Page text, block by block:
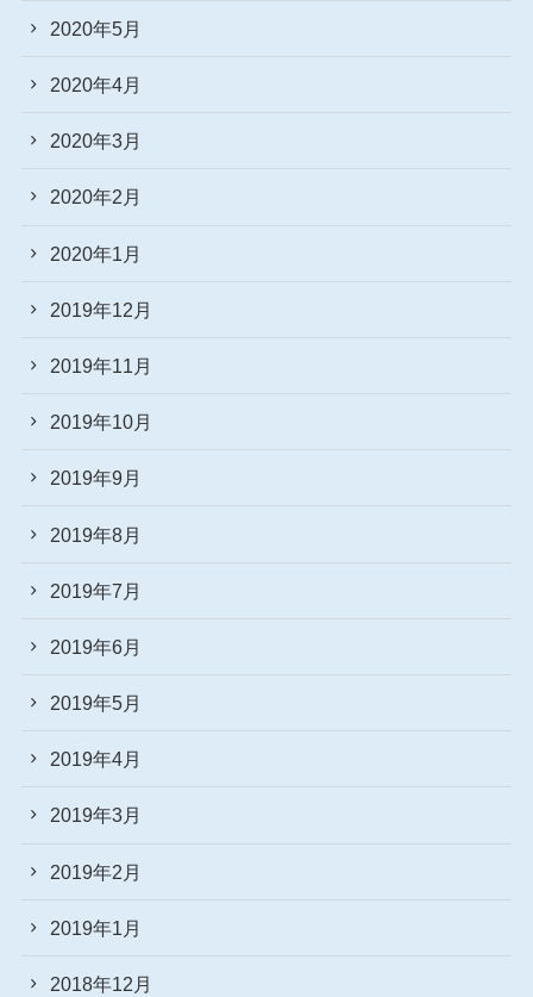
2020年5月
2020年4月
2020年3月
2020年2月
2020年1月
2019年12月
2019年11月
2019年10月
2019年9月
2019年8月
2019年7月
2019年6月
2019年5月
2019年4月
2019年3月
2019年2月
2019年1月
2018年12月